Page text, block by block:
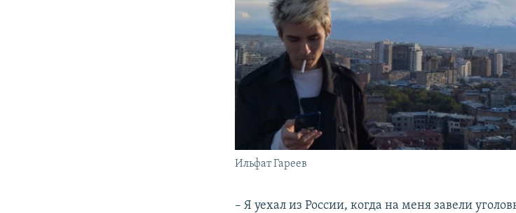
Ильфат Гареев
– Я уехал из России, когда на меня завели